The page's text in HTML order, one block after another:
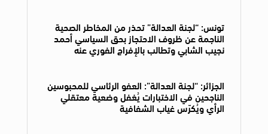
تونس: “لجنة العدالة” تحذر من المخاطر الصحية
الناجمة عن ظروف الاحتجاز بحق السياسي أحمد
نجيب الشابي وتطالب بالإفراج الفوري عنه
الجزائر: “لجنة العدالة”: العفو الرئاسي للمحبوسين
الناجحين في الاختبارات يُغفل وضعية معتقلي
الرأي ويُكرّس غياب الشفافية